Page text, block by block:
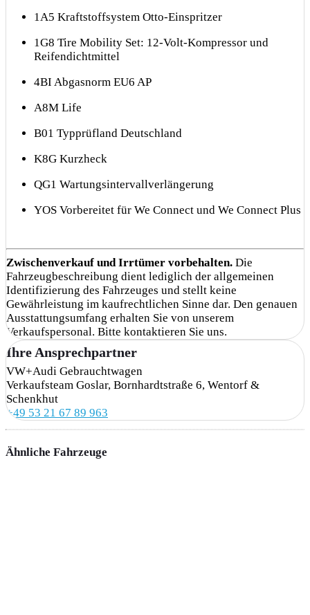
1A5 Kraftstoffsystem Otto-Einspritzer
1G8 Tire Mobility Set: 12-Volt-Kompressor und
Reifendichtmittel
4BI Abgasnorm EU6 AP
A8M Life
B01 Typprüfland Deutschland
K8G Kurzheck
QG1 Wartungsintervallverlängerung
YOS Vorbereitet für We Connect und We Connect Plus
Zwischenverkauf und Irrtümer vorbehalten. Die
Fahrzeugbeschreibung dient lediglich der allgemeinen
Identifizierung des Fahrzeuges und stellt keine
Gewährleistung im kaufrechtlichen Sinne dar. Den genauen
Ausstattungsumfang erhalten Sie von unserem
Verkaufspersonal. Bitte kontaktieren Sie uns.
Ihre Ansprechpartner
VW+Audi Gebrauchtwagen
Verkaufsteam Goslar, Bornhardtstraße 6, Wentorf &
Schenkhut
+49 53 21 67 89 963
Ähnliche Fahrzeuge